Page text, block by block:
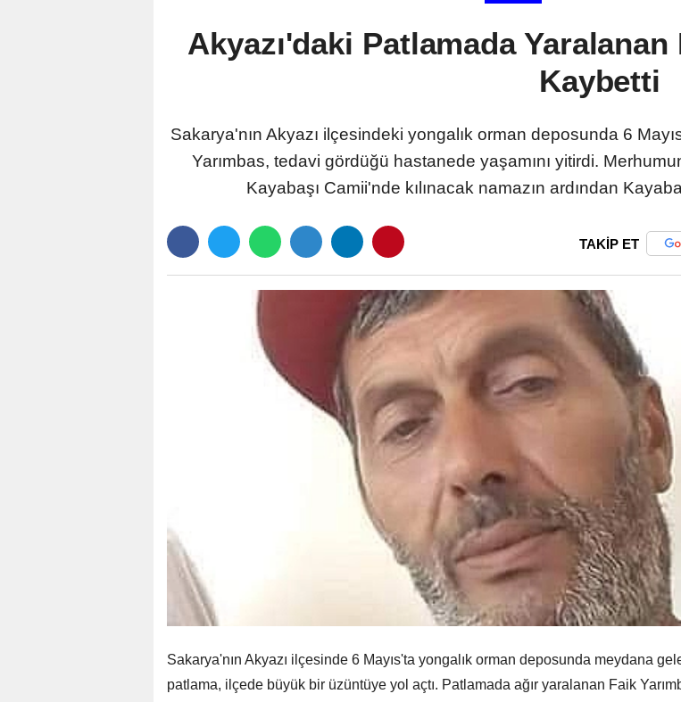
Akyazı'daki Patlamada Yaralanan
Kaybetti
Sakarya'nın Akyazı ilçesindeki yongalık orman deposunda 6
Yarımbas, tedavi gördüğü hastanede yaşamını yitirdi.
Kayabaşı Camii'nde kılınacak namazın ardından
TAKİP ET
Sakarya'nın Akyazı ilçesinde 6 Mayıs'ta yongalık orman deposunda meydana
patlama, ilçede büyük bir üzüntüye yol açtı. Patlamada ağır yaralanan Faik